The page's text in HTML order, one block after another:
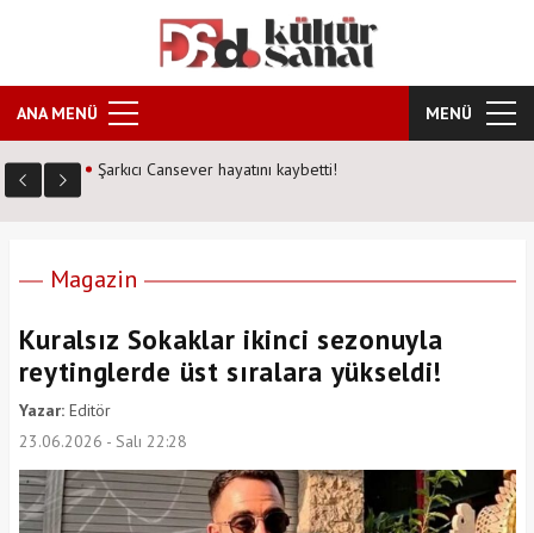
ANA MENÜ MENÜ
Kozalak Devri neden farklı? Senarist Harun Kevrek DS
Magazin
Kuralsız Sokaklar ikinci sezonuyla
reytinglerde üst sıralara yükseldi!
Yazar:Editör
23.06.2026 - Salı 22:28